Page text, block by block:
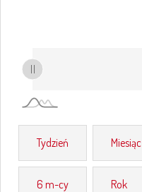
Tydzień Miesiąc
6 m-cy Rok